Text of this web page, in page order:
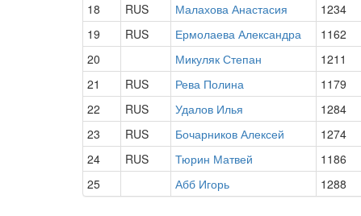
18
RUS Малахова Анастасия 1234
19
RUS Ермолаева Александра 1162
20
Микуляк Степан 1211
21
RUS Рева Полина 1179
22
RUS Удалов Илья 1284
23
RUS Бочарников Алексей 1274
24
RUS Тюрин Матвей 1186
25
Абб Игорь 1288